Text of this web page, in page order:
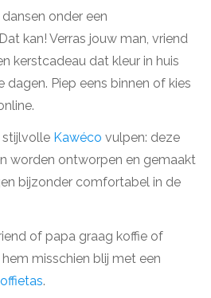
onder een
kan! Verras jouw man, vriend
kerstcadeau dat kleur in huis
dagen. Piep eens binnen of kies
stijlvolle Kawéco vulpen: deze
worden ontworpen en gemaakt
bijzonder comfortabel in de
of papa graag koffie of
misschien blij met een
.